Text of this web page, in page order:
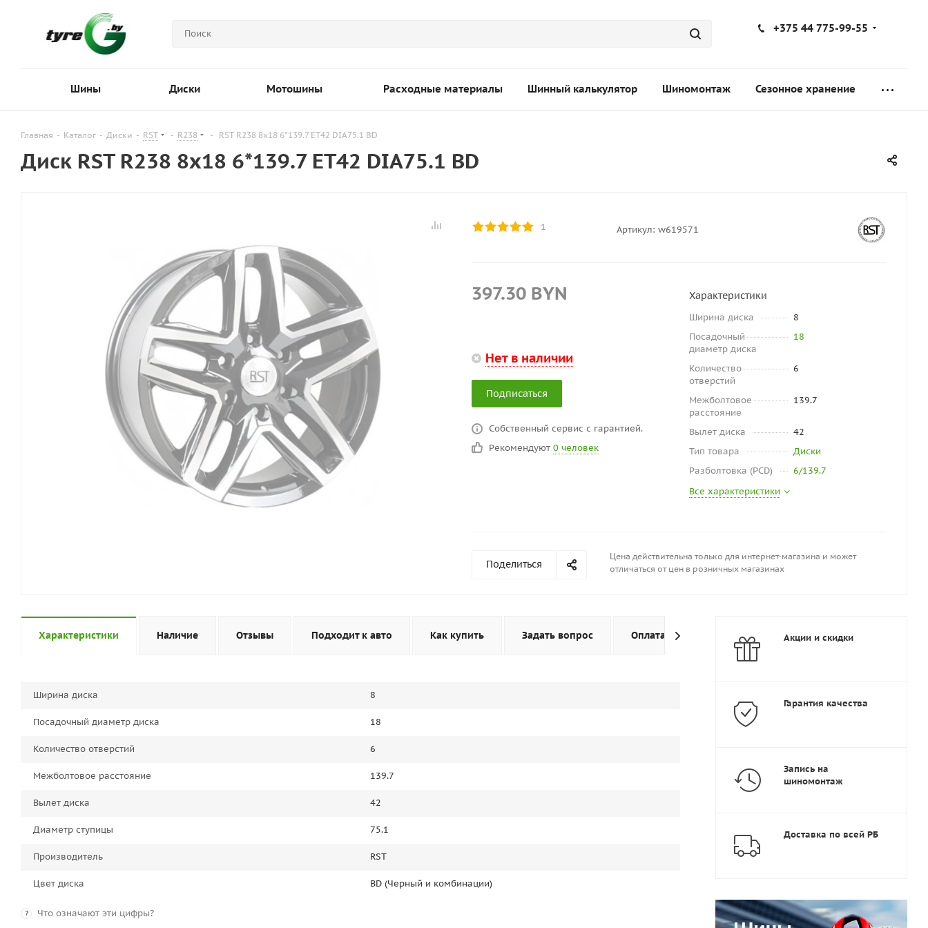
+375 44 775-99-55
Шины Диски Мотошины Расходные материалы Шинный калькулятор Шиномонтаж Сезонное хранение
Главная - Каталог - Диски - RST - R238 - RST R238 8x18 6*139.7 ET42 DIA75.1 BD
Диск RST R238 8x18 6*139.7 ET42 DIA75.1 BD
1 Артикул: w619571
397.30 BYN
Нет в наличии
Подписаться
Собственный сервис с гарантией.
Рекомендуют 0 человек
Характеристики
Ширина диска
8
Посадочный
диаметр диска
18
Количество
отверстий
6
Межболтовое
расстояние
139.7
Вылет диска
42
Тип товара
Диски
Разболтовка (PCD)
6/139.7
Все характеристики
Поделиться
Цена действительна только для интернет-магазина и может
отличаться от цен в розничных магазинах
Характеристики Наличие Отзывы Подходит к авто Как купить Задать вопрос Оплата Доставка Дополнительно
Ширина диска 8
Посадочный диаметр диска 18
Количество отверстий 6
Межболтовое расстояние 139.7
Вылет диска 42
Диаметр ступицы 75.1
Производитель RST
Цвет диска BD (Черный и комбинации)
? Что означают эти цифры?
Акции и скидки
Гарантия качества
Запись на
шиномонтаж
Доставка по всей РБ